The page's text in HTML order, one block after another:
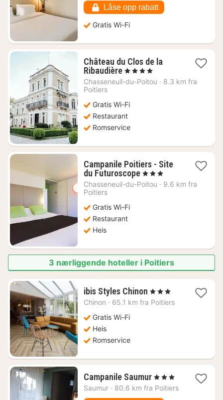
720
kr.
Låse opp rabatt
Gratis Wi-Fi
Château du Clos de la
Ribaudière1
natt
kr.
, 4 Stjerner
Chasseneuil-du-Poitou · 8.3 km fra
Poitiers
Gratis Wi-Fi
Restaurant
Romservice
Campanile Poitiers - Site
du Futuroscope1
natt
, 3 Stjerner
Chasseneuil-du-Poitou · 9.6 km fra
Poitiers
Gratis Wi-Fi
Restaurant
Heis
3 nærliggende hoteller i Poitiers
ibis Styles Chinon 1
natt
, 3 Stjerner
Chinon · 65.1 km fra Poitiers
Gratis Wi-Fi
Heis
Romservice
Campanile Saumur1
natt
, 3 Stjerner
Saumur · 80.6 km fra Poitiers